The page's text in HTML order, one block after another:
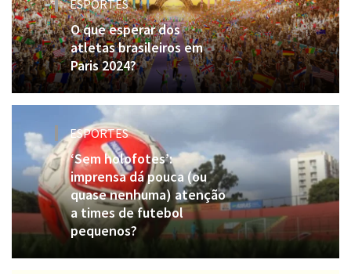
ESPORTES
O que esperar dos
atletas brasileiros em
Paris 2024?
ESPORTES
‘Sem holofotes’:
imprensa dá pouca (ou
quase nenhuma) atenção
a times de futebol
pequenos?